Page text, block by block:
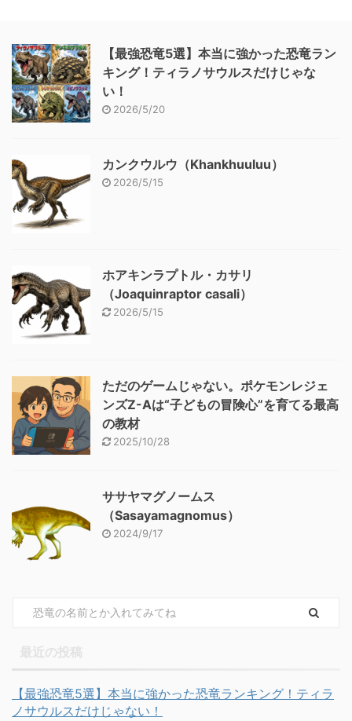
【最強恐竜5選】本当に強かった恐竜ラン
キング！ティラノサウルスだけじゃな
い！
2026/5/20
カンクウルウ（Khankhuuluu）
2026/5/15
ホアキンラプトル・カサリ
（Joaquinraptor casali）
2026/5/15
ただのゲームじゃない。ポケモンレジェ
ンズZ-Aは“子どもの冒険心”を育てる最高
の教材
2025/10/28
ササヤマグノームス
（Sasayamagnomus）
2024/9/17
【最強恐竜5選】本当に強かった恐竜ランキング！ティラ
ノサウルスだけじゃない！